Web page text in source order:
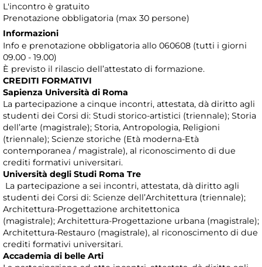
L'incontro è gratuito
Prenotazione obbligatoria (max 30 persone)
Informazioni
Info e prenotazione obbligatoria allo 060608 (tutti i giorni
09.00 - 19.00)
È previsto il rilascio dell’attestato di formazione.
CREDITI FORMATIVI
Sapienza Università di Roma
La partecipazione a cinque incontri, attestata, dà diritto agli
studenti dei Corsi di: Studi storico-artistici (triennale); Storia
dell’arte (magistrale); Storia, Antropologia, Religioni
(triennale); Scienze storiche (Età moderna-Età
contemporanea / magistrale), al riconoscimento di due
crediti formativi universitari.
Università degli Studi Roma Tre
La partecipazione a sei incontri, attestata, dà diritto agli
studenti dei Corsi di: Scienze dell’Architettura (triennale);
Architettura-Progettazione architettonica
(magistrale); Architettura-Progettazione urbana (magistrale);
Architettura-Restauro (magistrale), al riconoscimento di due
crediti formativi universitari.
Accademia di belle Arti